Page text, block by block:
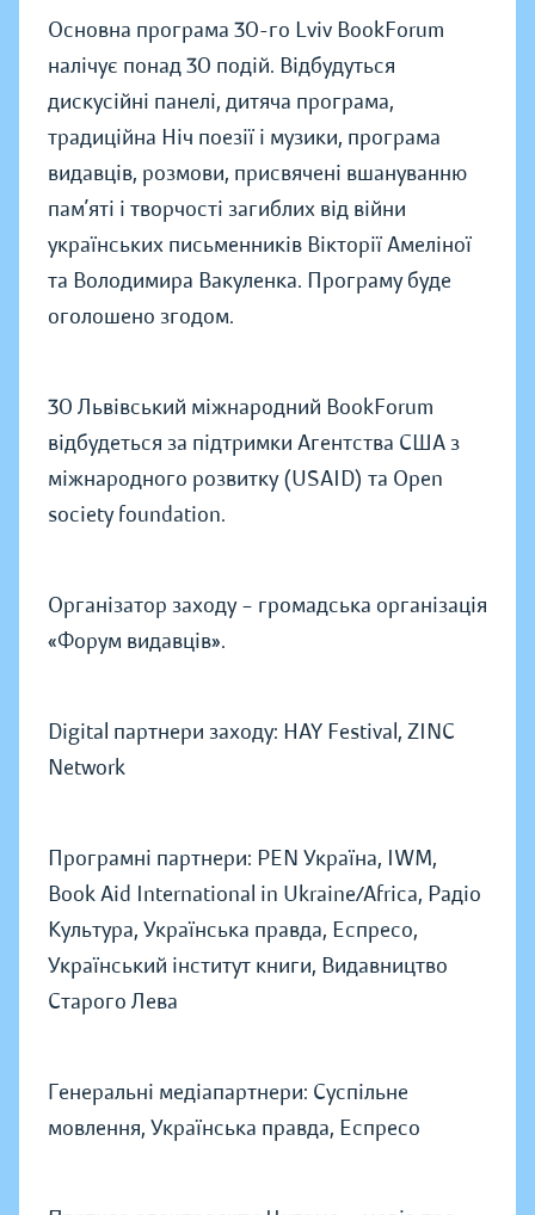
Основна програма 30-го Lviv BookForum
налічує понад 30 подій. Відбудуться
дискусійні панелі, дитяча програма,
традиційна Ніч поезії і музики, програма
видавців, розмови, присвячені вшануванню
пам’яті і творчості загиблих від війни
українських письменників Вікторії Амеліної
та Володимира Вакуленка. Програму буде
оголошено згодом.
30 Львівський міжнародний BookForum
відбудеться за підтримки Агентства США з
міжнародного розвитку (USAID) та Open
society foundation.
Організатор заходу – громадська організація
«Форум видавців».
Digital партнери заходу: HAY Festival, ZINC
Network
Програмні партнери: PEN Україна, IWM,
Book Aid International in Ukraine/Africa, Радіо
Культура, Українська правда, Еспресо,
Український інститут книги, Видавництво
Старого Лева
Генеральні медіапартнери: Суспільне
мовлення, Українська правда, Еспресо